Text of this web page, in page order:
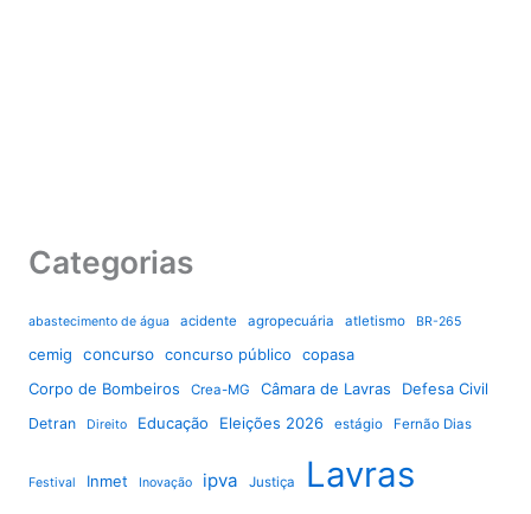
Categorias
abastecimento de água acidente agropecuária atletismo BR-265
cemig concurso concurso público
copasa
Corpo de Bombeiros
Crea-MG Câmara de Lavras Defesa Civil
Detran Direito Educação Eleições 2026 estágio Fernão Dias
Festival Inmet Inovação ipva Justiça Lavras